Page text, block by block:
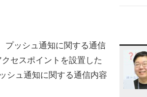
プッシュ通知に関する通信
セスポイントを設置した
シュ通知に関する通信内容